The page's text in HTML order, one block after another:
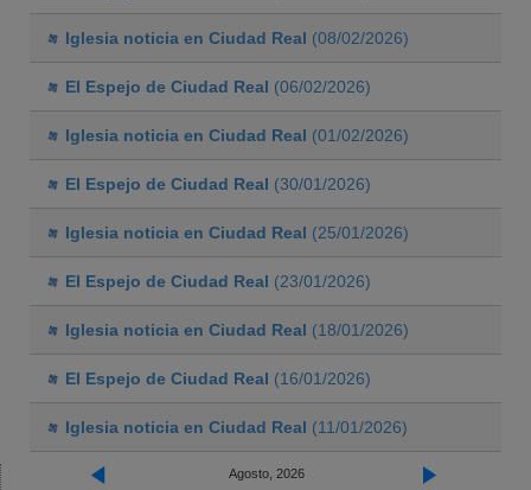
Iglesia noticia en Ciudad Real (08/02/2026)
El Espejo de Ciudad Real (06/02/2026)
Iglesia noticia en Ciudad Real (01/02/2026)
El Espejo de Ciudad Real (30/01/2026)
Iglesia noticia en Ciudad Real (25/01/2026)
El Espejo de Ciudad Real (23/01/2026)
Iglesia noticia en Ciudad Real (18/01/2026)
El Espejo de Ciudad Real (16/01/2026)
Iglesia noticia en Ciudad Real (11/01/2026)
Agosto, 2026